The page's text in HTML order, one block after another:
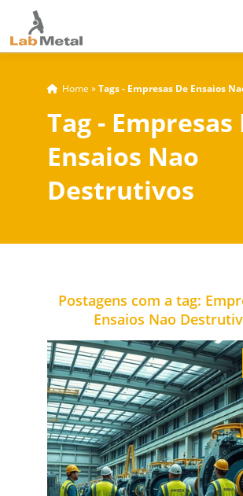
Home »Tags - Empresas De Ensaios
Tag - Empresas
Ensaios Nao
Destrutivos
Postagens com a tag:
Ensaios Nao